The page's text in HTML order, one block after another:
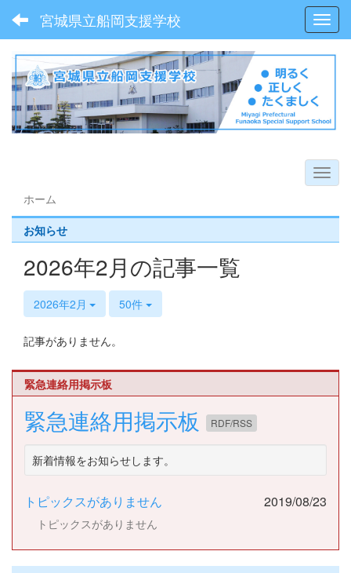
宮城県立船岡支援学校
ホーム
お知らせ
2026年2月の記事一覧
2026年2月 50件
記事がありません。
緊急連絡用掲示板
緊急連絡用掲示板 RDF/RSS
新着情報をお知らせします。
トピックスがありません 2019/08/23
トピックスがありません